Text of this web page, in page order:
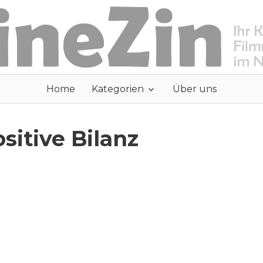
Home Kategorien Über uns
Bilanz